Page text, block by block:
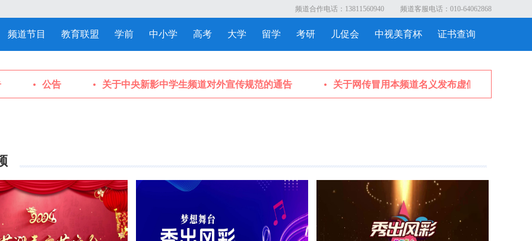
频道合作电话：13811560940 频道客服电话：010-64062868
频道节目 教育联盟 学前 中小学 高考 大学 留学 考研 儿促会 中视美育杯 证书查询
公告 关于中央新影中学生频道对外宣传规范的通告 关于网传冒用本频道名义发布虚假晚会邀请函的